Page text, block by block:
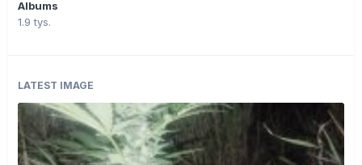
Albums
1.9 tys.
LATEST IMAGE